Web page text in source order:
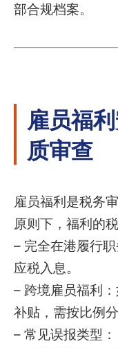
部合规档案。
雇员福
质审查
雇员福利是税务
原则下，福利的
– 完全在港履行
应税入息。
– 跨境雇员福利
补贴，需按比例
– 常见误报类型：